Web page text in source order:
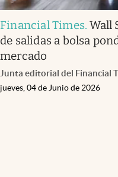
Financial Times.Wall
de salidas a bolsa
mercado
Junta editorial del Financial
jueves, 04 de Junio de 2026